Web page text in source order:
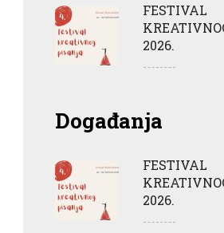
FESTIVAL
2026.
Događanja
FESTIVAL
2026.